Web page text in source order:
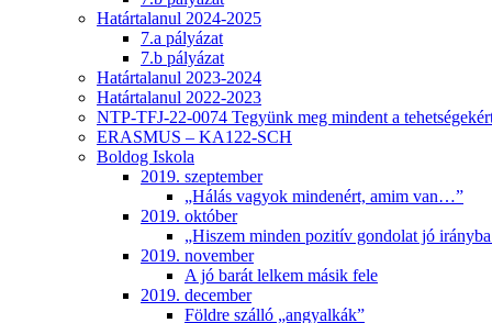
Határtalanul 2024-2025
7.a pályázat
7.b pályázat
Határtalanul 2023-2024
Határtalanul 2022-2023
NTP-TFJ-22-0074 Tegyünk meg mindent a
ERASMUS – KA122-SCH
Boldog Iskola
2019. szeptember
„Hálás vagyok mindenért, amim van…”
2019. október
„Hiszem minden pozitív gondolat jó
2019. november
A jó barát lelkem másik fele
2019. december
Földre szálló „angyalkák”